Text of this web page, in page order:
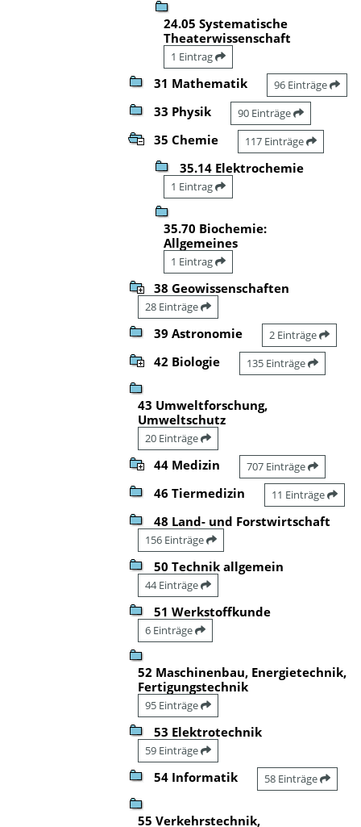
24.05 Systematische
Theaterwissenschaft
1 Eintrag
31 Mathematik 96 Einträge
33 Physik 90 Einträge
35 Chemie 117 Einträge
35.14 Elektrochemie
1 Eintrag
35.70 Biochemie:
Allgemeines
1 Eintrag
38 Geowissenschaften
28 Einträge
39 Astronomie 2 Einträge
42 Biologie 135 Einträge
43 Umweltforschung,
Umweltschutz
20 Einträge
44 Medizin 707 Einträge
46 Tiermedizin 11 Einträge
48 Land- und Forstwirtschaft
156 Einträge
50 Technik allgemein
44 Einträge
51 Werkstoffkunde
6 Einträge
52 Maschinenbau, Energietechnik,
Fertigungstechnik
95 Einträge
53 Elektrotechnik
59 Einträge
54 Informatik 58 Einträge
55 Verkehrstechnik,